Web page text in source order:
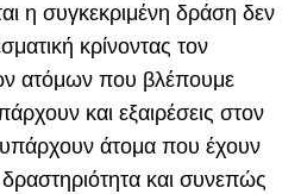
η συγκεκριμένη δράση δεν
κρίνοντας τον
ατόμων που βλέπουμε
και εξαιρέσεις στον
άτομα που έχουν
και συνεπώς